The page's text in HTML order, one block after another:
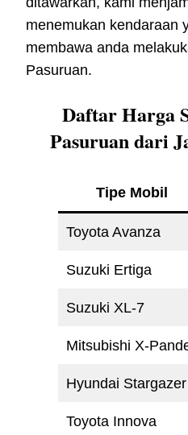
menemukan kendaraan
membawa anda
Pasuruan.
Daftar Harga
Pasuruan dari
Tipe Mobil
Toyota Avanza
Suzuki Ertiga
Suzuki XL-7
Mitsubishi X-
Hyundai Stargazer
Toyota Innova